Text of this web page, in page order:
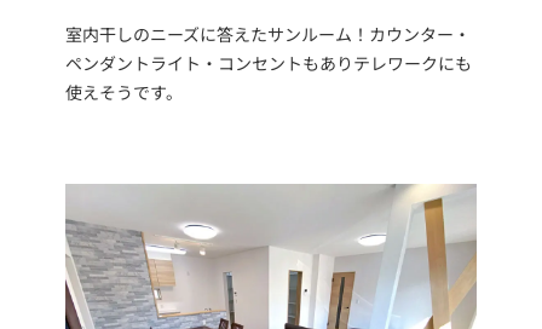
室内干しのニーズに答えたサンルーム！カウンター・
ペンダントライト・コンセントもありテレワークにも
使えそうです。